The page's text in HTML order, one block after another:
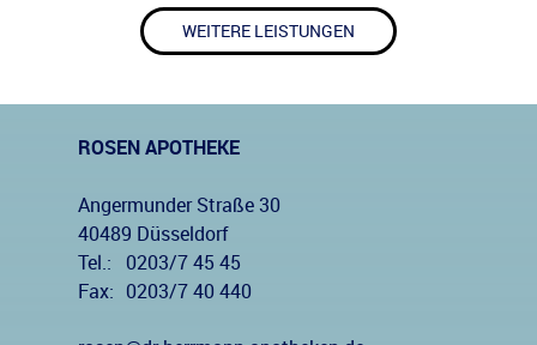
WEITERE LEISTUNGEN
ROSEN APOTHEKE
Angermunder Straße 30
40489 Düsseldorf
Tel.:
0203/7 45 45
Fax:
0203/7 40 440